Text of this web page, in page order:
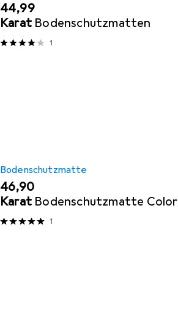
EUR
44,99
Karat Bodenschutzmatten
1
Bodenschutzmatte
EUR
46,90
Karat Bodenschutzmatte Color
1